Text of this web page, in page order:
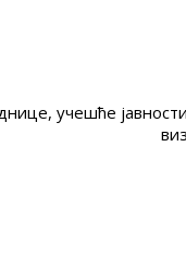
учешће